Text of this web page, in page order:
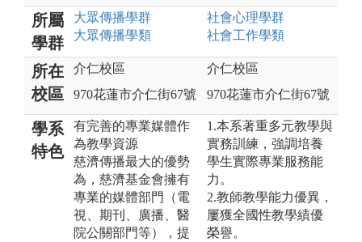
所屬
學群
大眾傳播學群
大眾傳播學類
社會心理學群
社會工作學類
所在
校區
介仁校區
970花蓮市介仁街67號
介仁校區
970花蓮市介仁街67號
學系
特色
有完善的專業媒體作
為教學資源
慈濟傳播最大的優勢
為，慈濟基金會擁有
專業的媒體部門（電
視、期刊、廣播、醫
院公關部門等），提
1.本系著重多元教學與
實務訓練，強調培養
學生實際專業服務能
力。
2.教師教學能力優異，
屢獲全國性教學績優
榮譽。